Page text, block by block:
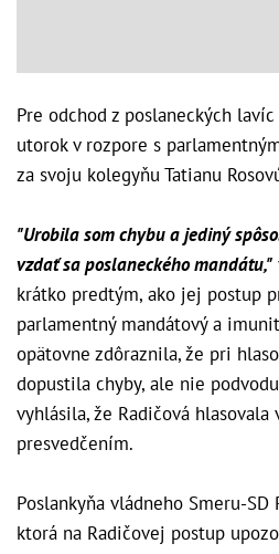
Pre odchod z poslaneckých
utorok v rozpore s
za svoju kolegyňu Tatianu
"Urobila som chybu a jediný
vzdať sa poslaneckého mandátu,"
krátko predtým, ako jej postup
parlamentný mandátový a
opätovne zdôraznila, že pri
dopustila chyby, ale nie
vyhlásila, že Radičová hlasovala
presvedčením.
Poslankyňa vládneho Smeru-SD
ktorá na Radičovej postup